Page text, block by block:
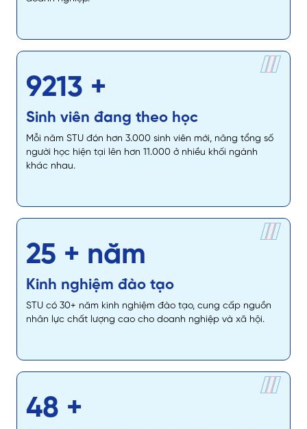
11000
Sinh viên đang theo học
Mỗi năm STU đón hơn 3.000 sinh viên mới, nâng tổng số
người học hiện tại lên hơn 11.000 ở nhiều khối ngành
khác nhau.
30 + năm
Kinh nghiệm đào tạo
STU có 30+ năm kinh nghiệm đào tạo, cung cấp nguồn
nhân lực chất lượng cao cho doanh nghiệp và xã hội.
60 +